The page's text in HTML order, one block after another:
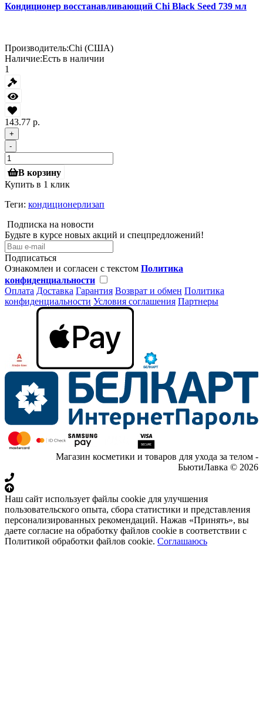
Кондиционер восстанавливающий Chi Black Seed 739 мл
Производитель:Chi (США)
Наличие:Есть в наличии
1
143.77 р.
+
-
В корзину
Купить в 1 клик
Теги: кондиционерлизап
Подписка на новости
Будьте в курсе новых акций и спецпредложений!
Подписаться
Ознакомлен и согласен с текстом Политика
конфиденциальности
Оплата Доставка Гарантия Возврат и обмен Политика
конфиденциальности Условия соглашения Партнеры
Магазин косметики и товаров для ухода за телом -
БьютиЛавка © 2026
Наш сайт использует файлы cookie для улучшения
пользовательского опыта, сбора статистики и представления
персонализированных рекомендаций. Нажав «Принять», вы
даете согласие на обработку файлов cookie в соответствии с
Политикой обработки файлов cookie. Соглашаюсь